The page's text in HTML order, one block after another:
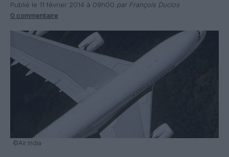
Publié le 11 février 2014 à 09h00 par François Duclos
0 commentaire
©Air India